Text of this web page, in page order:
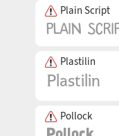
Plain Script
Plastilin
Pollock